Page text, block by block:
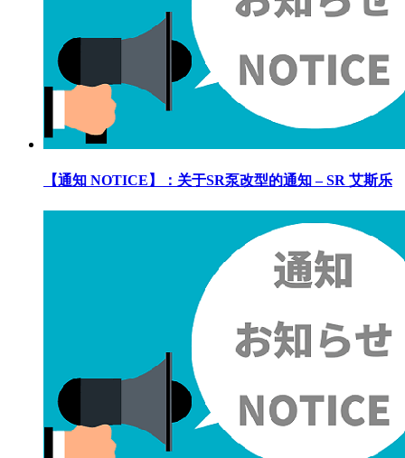
【通知 NOTICE】：关于SR泵改型的通知 – SR 艾斯乐